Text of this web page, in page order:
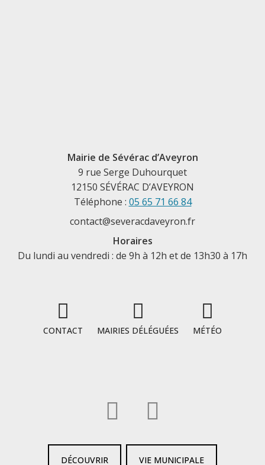
Mairie de Sévérac d’Aveyron
9 rue Serge Duhourquet
12150 SÉVÉRAC D’AVEYRON
Téléphone : 05 65 71 66 84
contact@severacdaveyron.fr
Horaires
Du lundi au vendredi : de 9h à 12h et de 13h30 à 17h
CONTACT MAIRIES DÉLÉGUÉES MÉTÉO
DÉCOUVRIR VIE MUNICIPALE